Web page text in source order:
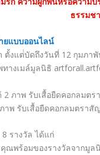
ธรรมช
ยแบบออนไลน์
ตั้งแต่่บัดถึงวันที่ 12 กุมภา
ทางเมล์มูลนิธิ
2 ภาพ รับเสื้อยืดคอกลม
าพ รับเสื้อยืดคอกลมตรา
รางวัล ได้แก่
คุณพร้อมของรางวัลจากมูล